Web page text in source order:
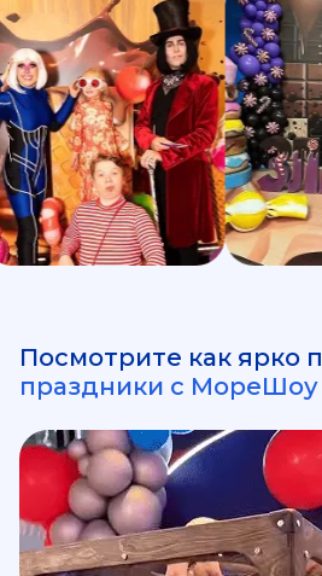
Посмотрите как ярко
праздники с МореШоу